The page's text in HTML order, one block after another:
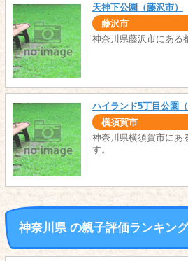
天神下公園（藤沢市）
藤沢市
神奈川県藤沢市にある
ハイランド5丁目公園（
横須賀市
神奈川県横須賀市にあ
す。
神奈川県 の親子評価ランキング